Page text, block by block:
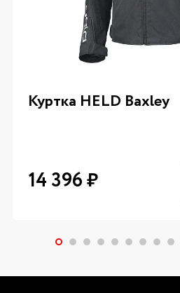
Куртка HELD Baxley
14 396₽